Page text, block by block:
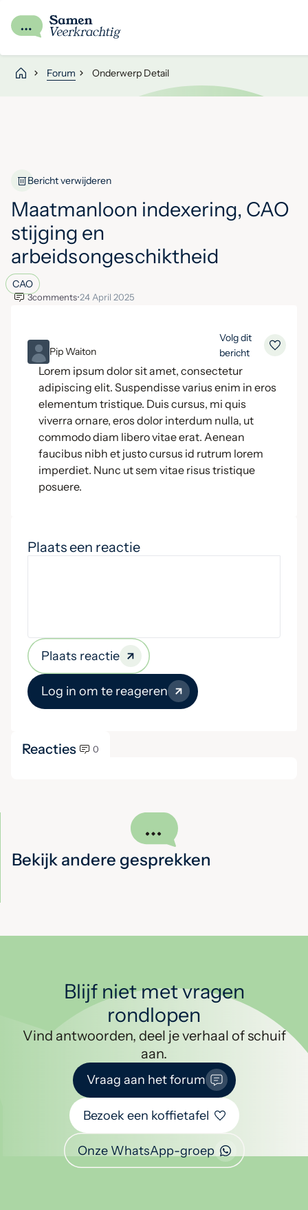
Forum Onderwerp Detail
Bericht verwijderen
Maatmanloon indexering, CAO
stijging en
arbeidsongeschiktheid
CAO
3comments•24 April 2025
ML Pip Waiton
Volg dit
bericht
Lorem ipsum dolor sit amet, consectetur
adipiscing elit. Suspendisse varius enim in eros
elementum tristique. Duis cursus, mi quis
viverra ornare, eros dolor interdum nulla, ut
commodo diam libero vitae erat. Aenean
faucibus nibh et justo cursus id rutrum lorem
imperdiet. Nunc ut sem vitae risus tristique
posuere.
Plaats een reactie
Plaats reactie
Log in om te reageren
Reacties 0
Bekijk andere gesprekken
Blijf niet met vragen
rondlopen
Vind antwoorden, deel je verhaal of schuif
aan.
Vraag aan het forum
Bezoek een koffietafel
Onze WhatsApp-groep